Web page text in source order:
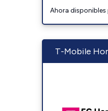
Ahora
T-Mobile